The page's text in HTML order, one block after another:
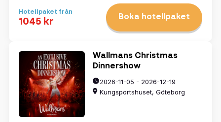
Hotellpaket från
1045 kr Boka hotellpaket
Wallmans Christmas
Dinnershow
2026-11-05 - 2026-12-19
Kungsportshuset, Göteborg